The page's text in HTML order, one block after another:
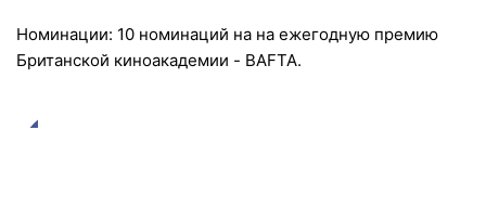
Номинации: 10 номинаций на на ежегодную премию
Британской киноакадемии - BAFTA.